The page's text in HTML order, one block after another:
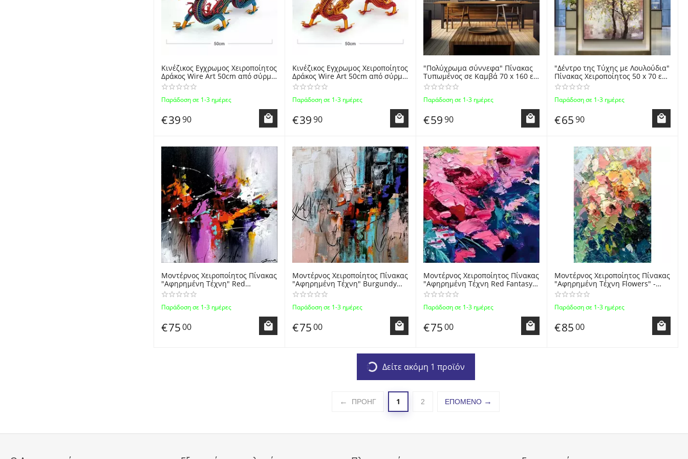
Κινέζικος Εγχρωμος Χειροποίητος
Δράκος Wire Art 50cm από σύρμα
αλουμινίου / Handwoven
Aluminum Wire Art Color Dragon
50cm
Παράδοση σε 1-3 ημέρες
€3990
Κινέζικος Εγχρωμος Χειροποίητος
Δράκος Wire Art 50cm από σύρμα
αλουμινίου / Handwoven
Aluminum Wire Art Color Dragon
50cm
Παράδοση σε 1-3 ημέρες
€3990
"Πολύχρωμα σύννεφα" Πίνακας
Τυπωμένος σε Καμβά 70 x 160 εκ
χωρίς Κορνίζα - Αφηρημένη
Ζωγραφική Λαδιού - Colorful
Clouds Abstract Oil Painting
Παράδοση σε 1-3 ημέρες
€5990
"Δέντρο της Τύχης με Λουλούδια"
Πίνακας Χειροποίητος 50 x 70 εκ
Ζωγραφισμένος σε Καμβά - Χωρίς
Κορνίζα - Lucky Flower Tree
Handpainted on Canvas
Παράδοση σε 1-3 ημέρες
€6590
Μοντέρνος Χειροποίητος Πίνακας
"Αφηρημένη Τέχνη" Red
Zωγραφισμένος σε Καμβά -
Modern Abstract Handmade Oil
Canvas Painting
Παράδοση σε 1-3 ημέρες
€7500
Μοντέρνος Χειροποίητος Πίνακας
"Αφηρημένη Τέχνη" Burgundy
Zωγραφισμένος σε Καμβά -
Modern Abstract Handmade Oil
Canvas Painting
Παράδοση σε 1-3 ημέρες
€7500
Μοντέρνος Χειροποίητος Πίνακας
"Αφηρημένη Τέχνη Red Fantasy"
- Modern Abstract "Red Fantasy"
Handmade Knife Oil Painting
Canvas Painting
Παράδοση σε 1-3 ημέρες
€7500
Μοντέρνος Χειροποίητος Πίνακας
"Αφηρημένη Τέχνη Flowers" -
Modern Abstract "Flowers"
Handmade Knife Oil Painting
Canvas Painting
Παράδοση σε 1-3 ημέρες
€8500
Δείτε ακόμη 1 προϊόν
ΠΡΟΗΓ 1 2 ΕΠΌΜΕΝΟ